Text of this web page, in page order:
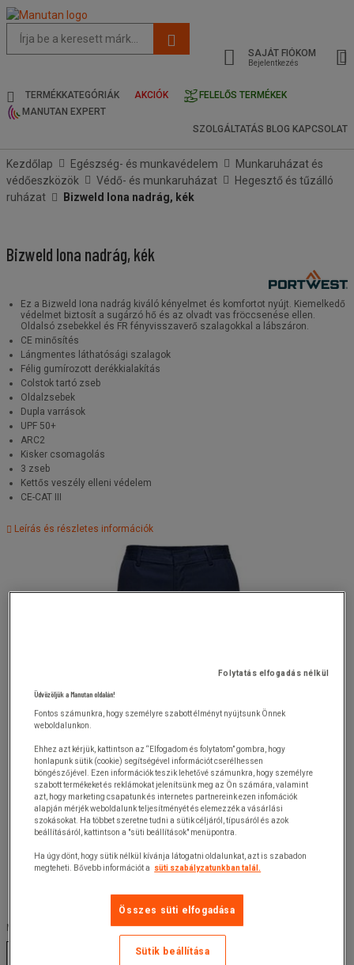
oldal
és
keresési
SAJÁT FIÓKOM
Bejelentkezés
TERMÉKKATEGÓRIÁK AKCIÓK
FELELŐS TERMÉKEK
MANUTAN EXPERT
SZOLGÁLTATÁS BLOG KAPCSOLAT
Kezdőlap Egészség- és munkavédelem
Munkaruházat és
védőeszközök
Védő- és munkaruházat
Hegesztő és tűzálló
ruházat
Bizweld Iona nadrág, kék
Bizweld Iona nadrág, kék
Ez a Bizweld Iona nadrág kiváló kényelmet és komfortot nyújt. Kiemelkedő
védelmet biztosít a sugárzó hő és az olvadt vas fröccsenése ellen.
Oldalsó zsebekkel és FR fényvisszaverő szalagokkal a lábszáron.
CE minősítés
Lángmentes láthatósági szalagok
Félig gumírozott derékkialakítás
Colstok tartó zseb
Oldalzsebek
Dupla varrások
UPF 50+
ARC2
Kisker csomagolás
3 zseb
Kettős veszély elleni védelem
CE-CAT III
Leírás és részletes információk
Méretek :
S XXXL
Folytatás elfogadás nélkül
Üdvözöljük a Manutan oldalán!
Fontos számunkra, hogy személyre szabott élményt nyújtsunk Önnek
weboldalunkon.
Ehhez azt kérjük, kattintson az “Elfogadom és folytatom” gombra, hogy
honlapunk sütik (cookie) segítségével információt cserélhessen
böngészőjével. Ezen információk teszik lehetővé számunkra, hogy személyre
szabott termékeket és reklámokat jelenítsünk meg az Ön számára, valamint
azt, hogy marketing csapatunk és internetes partnereink ezen infomációk
alapján mérjék weboldalunk teljesítményét és elemezzék a vásárlási
szokásokat. Ha többet szeretne tudni a sütik céljáról, típusáról és azok
beállításáról, kattintson a "süti beállítások" menüpontra.
Ha úgy dönt, hogy sütik nélkül kívánja látogatni oldalunkat, azt is szabadon
megteheti. Bővebb információt a
süti szabályzatunkban talál.
Összes süti elfogadása
Sütik beállítása